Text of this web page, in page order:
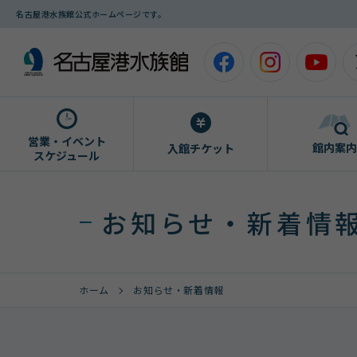
名古屋港水族館公式ホームページです。
営業・イベント
スケジュール
入館チケット 館内案内
お知らせ・新着情
ホーム お知らせ・新着情報